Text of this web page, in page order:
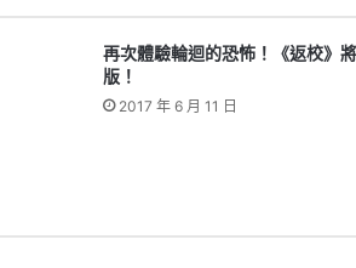
再次體驗輪迴的恐怖！《返校》
版！
2017 年 6 月 11 日